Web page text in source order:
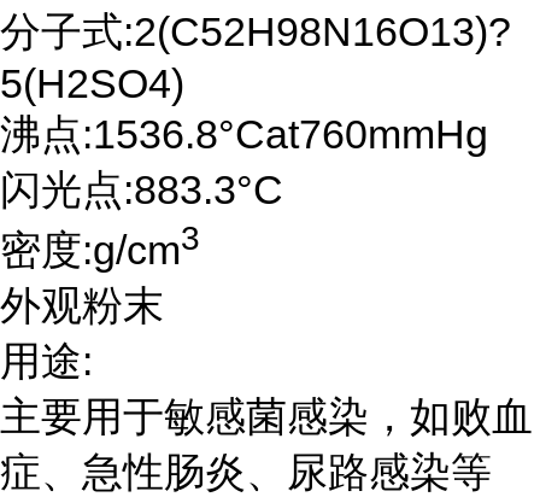
分子式:2(C52H98N16O13)?
5(H2SO4)
沸点:1536.8°Cat760mmHg
闪光点:883.3°C
密度:g/cm3
外观粉末
用途:
主要用于敏感菌感染，如败血
症、急性肠炎、尿路感染等